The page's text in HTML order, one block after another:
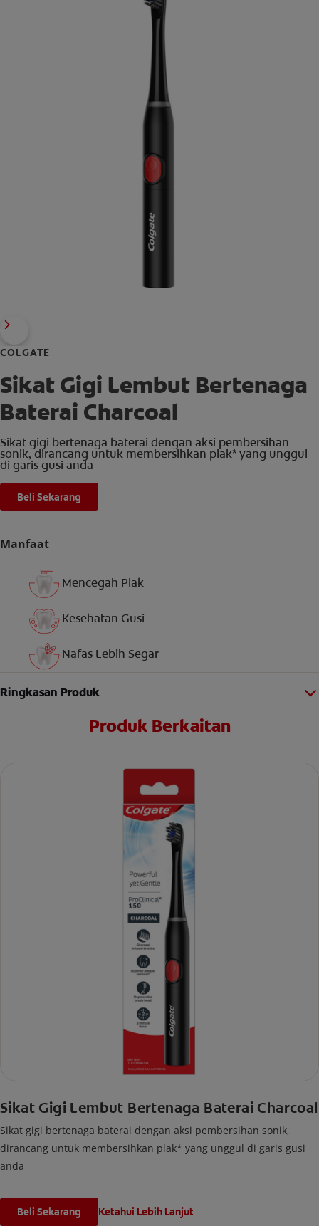
COLGATE
Sikat Gigi Lembut Bertenaga
Baterai Charcoal
Sikat gigi bertenaga baterai dengan aksi pembersihan
sonik, dirancang untuk membersihkan plak* yang unggul
di garis gusi anda
Beli Sekarang
Manfaat
Mencegah Plak
Kesehatan Gusi
Nafas Lebih Segar
Ringkasan Produk
Produk Berkaitan
Sikat Gigi Lembut Bertenaga Baterai Charcoal
Sikat gigi bertenaga baterai dengan aksi pembersihan sonik,
dirancang untuk membersihkan plak* yang unggul di garis gusi
anda
Beli Sekarang Ketahui Lebih Lanjut